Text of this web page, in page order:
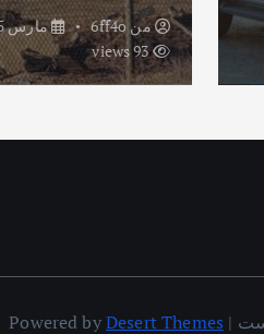
من 6ff4o
مارس 25, 2026
93 views
Desert Themes